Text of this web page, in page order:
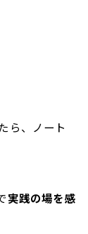
ら、ノート
実践の場を感